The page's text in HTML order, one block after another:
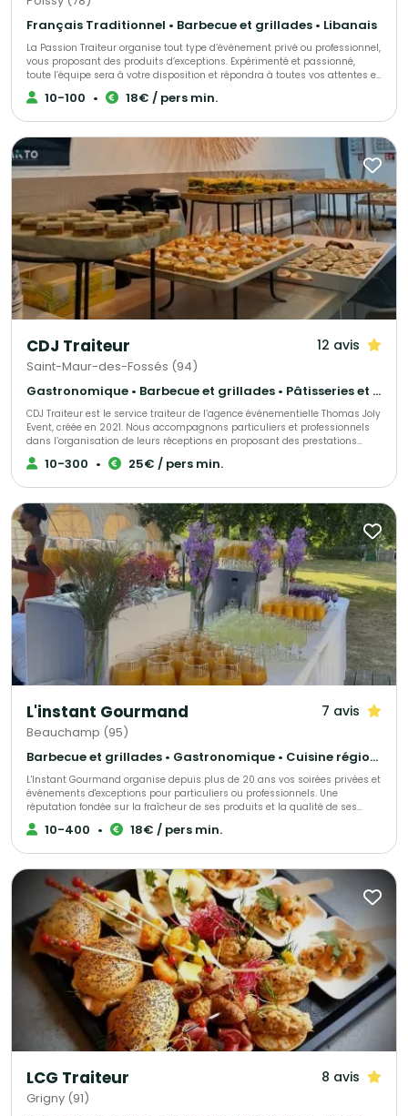
Français Traditionnel • Barbecue et grillades • Libanais
La Passion Traiteur organise tout type d’événement privé ou professionnel,
vous proposant des produits d’exceptions. Expérimenté et passionné,
toute l’équipe sera à votre disposition et répondra à toutes vos attentes et
envies, en s’adaptant à vos exigences. Tout est personnalisable. Nous
travaillons non-stop, tous les jours de la semaine et nous nous
10-100 • 18€ / pers min.
CDJ Traiteur 12 avis
Saint-Maur-des-Fossés (94)
Gastronomique • Barbecue et grillades • Pâtisseries et desserts
CDJ Traiteur est le service traiteur de l’agence événementielle Thomas Joly
Event, créée en 2021. Nous accompagnons particuliers et professionnels
dans l’organisation de leurs réceptions en proposant des prestations
culinaires sur mesure, adaptées à chaque projet. Issu du savoir-faire de
notre agence événementielle, CDJ Traiteur s’inscrit dans une démarche
unique, fidèle à votre image et à vos envies. Notre force réside dans notre
capacité à proposer du sur-mesure. Nous ne travaillons pas à partir de
formules figées : chaque prestation est personnalisée, tant dans la
création des menus que dans la scénographie et l’organisation du
service. Exigence, créativité et sens du détail sont au cœur de notre
approche, avec un seul objectif : faire de votre événement un moment
unique et inoubliable.
10-300 • 25€ / pers min.
L'instant Gourmand 7 avis
Beauchamp (95)
Barbecue et grillades • Gastronomique • Cuisine régionale
L'Instant Gourmand organise depuis plus de 20 ans vos soirées privées et
événements d'exceptions pour particuliers ou professionnels. Une
réputation fondée sur la fraîcheur de ses produits et la qualité de ses
prestations.
10-400 • 18€ / pers min.
LCG Traiteur 8 avis
Grigny (91)